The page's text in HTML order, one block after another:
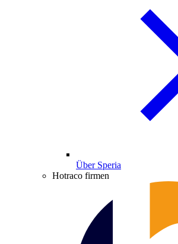
Über Speria
Hotraco firmen